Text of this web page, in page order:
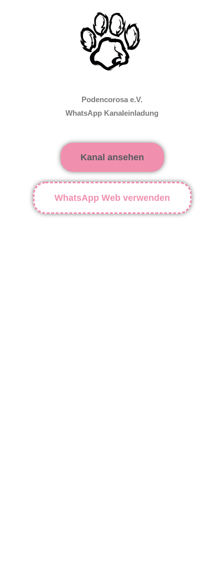
Podencorosa e.V.
WhatsApp Kanaleinladung
Kanal ansehen
WhatsApp Web verwenden